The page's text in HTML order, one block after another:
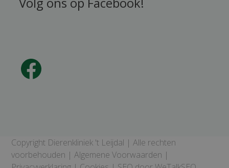
Facebook
Copyright Dierenkliniek 't Leijdal | Alle rechten
voorbehouden |Algemene Voorwaarden |